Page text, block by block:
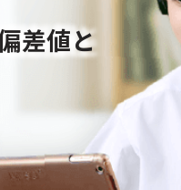
差値と